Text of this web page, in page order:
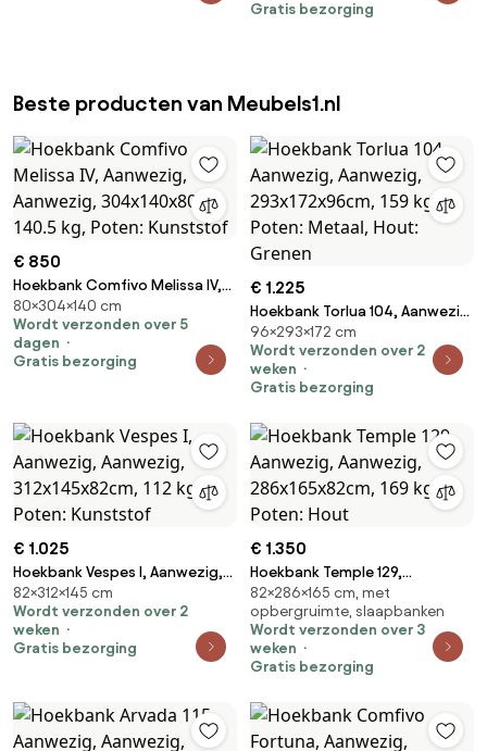
Gratis bezorging
Beste producten van Meubels1.nl
€ 850
Hoekbank Comfivo Melissa IV,
Aanwezig, Aanwezig,
304x140x80cm, 140.5 kg,
Poten: Kunststof
80×304×140 cm
Wordt verzonden over 5
dagen
Gratis bezorging
€ 1.225
Hoekbank Torlua 104, Aanwezig,
Aanwezig, 293x172x96cm, 159
kg, Poten: Metaal, Hout:
Grenen
96×293×172 cm
Wordt verzonden over 2
weken
Gratis bezorging
€ 1.025
Hoekbank Vespes I, Aanwezig,
Aanwezig, 312x145x82cm, 112
kg, Poten: Kunststof
82×312×145 cm
Wordt verzonden over 2
weken
Gratis bezorging
€ 1.350
Hoekbank Temple 129,
Aanwezig, Aanwezig,
286x165x82cm, 169 kg, Poten:
Hout
82×286×165 cm, met
opbergruimte, slaapbanken
Wordt verzonden over 3
weken
Gratis bezorging